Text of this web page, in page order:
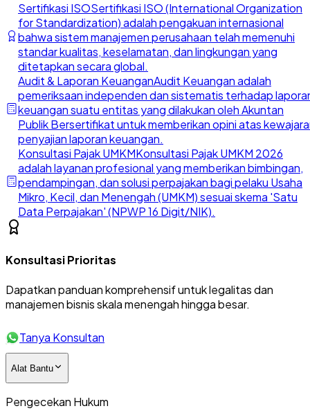
Sertifikasi ISOSertifikasi ISO (International Organization
for Standardization) adalah pengakuan internasional
bahwa sistem manajemen perusahaan telah memenuhi
standar kualitas, keselamatan, dan lingkungan yang
ditetapkan secara global.
Audit & Laporan KeuanganAudit Keuangan adalah
pemeriksaan independen dan sistematis terhadap
keuangan suatu entitas yang dilakukan oleh Akuntan
Publik Bersertifikat untuk memberikan opini atas
penyajian laporan keuangan.
Konsultasi Pajak UMKMKonsultasi Pajak UMKM 2026
adalah layanan profesional yang memberikan bimbingan,
pendampingan, dan solusi perpajakan bagi pelaku Usaha
Mikro, Kecil, dan Menengah (UMKM) sesuai skema 'Satu
Data Perpajakan' (NPWP 16 Digit/NIK).
Konsultasi Prioritas
Dapatkan panduan komprehensif untuk legalitas dan
manajemen bisnis skala menengah hingga besar.
Tanya Konsultan
Alat Bantu
Pengecekan Hukum